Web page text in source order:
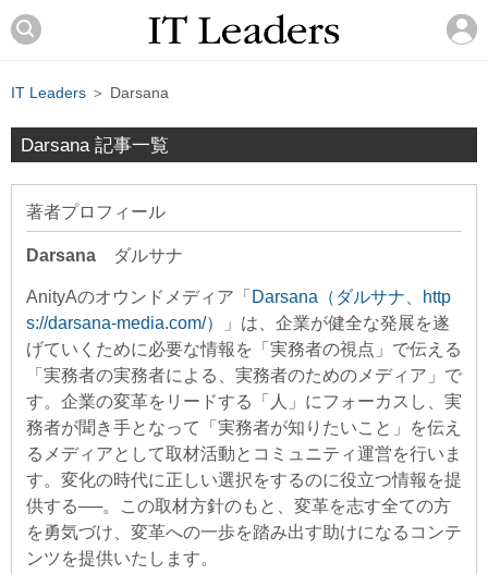
IT Leaders ＞ Darsana
Darsana 記事一覧
著者プロフィール
Darsana ダルサナ
AnityAのオウンドメディア「 Darsana（ダルサナ、http
s://darsana-media.com/）
」は、企業が健全な発展を遂
げていくために必要な情報を「実務者の視点」で伝える
「実務者の実務者による、実務者のためのメディア」で
す。企業の変革をリードする「人」にフォーカスし、実
務者が聞き手となって「実務者が知りたいこと」を伝え
るメディアとして取材活動とコミュニティ運営を行いま
す。変化の時代に正しい選択をするのに役立つ情報を提
供する──。この取材方針のもと、変革を志す全ての方
を勇気づけ、変革への一歩を踏み出す助けになるコンテ
ンツを提供いたします。